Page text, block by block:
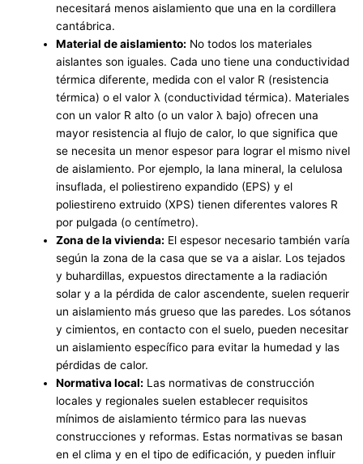
necesitará menos aislamiento que una en la cordillera
cantábrica.
Material de aislamiento: No todos los materiales
aislantes son iguales. Cada uno tiene una conductividad
térmica diferente, medida con el valor R (resistencia
térmica) o el valor λ (conductividad térmica). Materiales
con un valor R alto (o un valor λ bajo) ofrecen una
mayor resistencia al flujo de calor, lo que significa que
se necesita un menor espesor para lograr el mismo nivel
de aislamiento. Por ejemplo, la lana mineral, la celulosa
insuflada, el poliestireno expandido (EPS) y el
poliestireno extruido (XPS) tienen diferentes valores R
por pulgada (o centímetro).
Zona de la vivienda: El espesor necesario también varía
según la zona de la casa que se va a aislar. Los tejados
y buhardillas, expuestos directamente a la radiación
solar y a la pérdida de calor ascendente, suelen requerir
un aislamiento más grueso que las paredes. Los sótanos
y cimientos, en contacto con el suelo, pueden necesitar
un aislamiento específico para evitar la humedad y las
pérdidas de calor.
Normativa local: Las normativas de construcción
locales y regionales suelen establecer requisitos
mínimos de aislamiento térmico para las nuevas
construcciones y reformas. Estas normativas se basan
en el clima y en el tipo de edificación, y pueden influir